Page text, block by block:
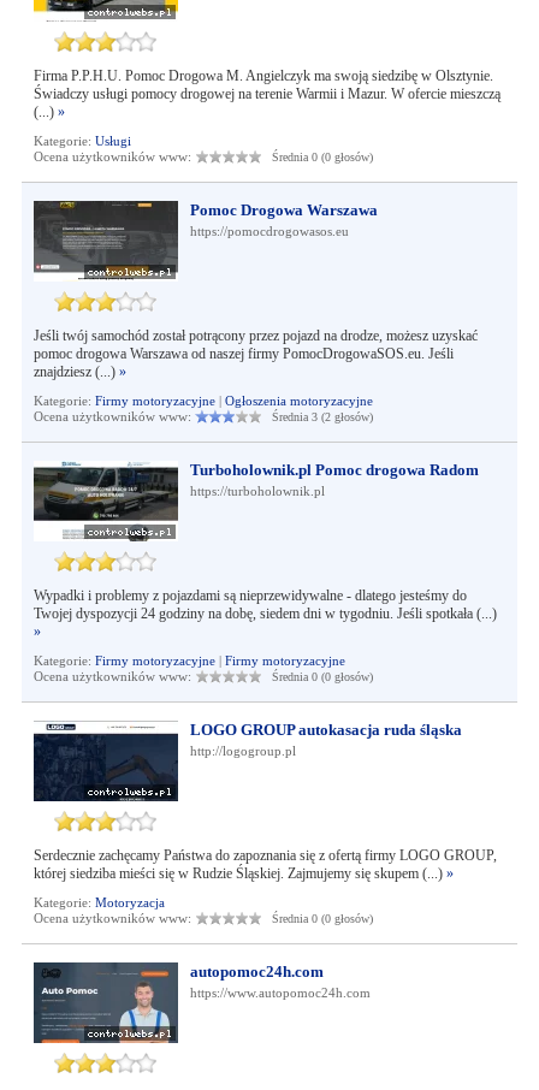
Firma P.P.H.U. Pomoc Drogowa M. Angielczyk ma swoją siedzibę w Olsztynie.
Świadczy usługi pomocy drogowej na terenie Warmii i Mazur. W ofercie mieszczą
(...) »
Kategorie: Usługi
Ocena użytkowników www:
Średnia 0 (0 głosów)
Pomoc Drogowa Warszawa
https://pomocdrogowasos.eu
Jeśli twój samochód został potrącony przez pojazd na drodze, możesz uzyskać
pomoc drogowa Warszawa od naszej firmy PomocDrogowaSOS.eu. Jeśli
znajdziesz (...) »
Kategorie: Firmy motoryzacyjne| Ogłoszenia motoryzacyjne
Ocena użytkowników www:
Średnia 3 (2 głosów)
Turboholownik.pl Pomoc drogowa Radom
https://turboholownik.pl
Wypadki i problemy z pojazdami są nieprzewidywalne - dlatego jesteśmy do
Twojej dyspozycji 24 godziny na dobę, siedem dni w tygodniu. Jeśli spotkała (...)
»
Kategorie: Firmy motoryzacyjne| Firmy motoryzacyjne
Ocena użytkowników www:
Średnia 0 (0 głosów)
LOGO GROUP autokasacja ruda śląska
http://logogroup.pl
Serdecznie zachęcamy Państwa do zapoznania się z ofertą firmy LOGO GROUP,
której siedziba mieści się w Rudzie Śląskiej. Zajmujemy się skupem (...) »
Kategorie: Motoryzacja
Ocena użytkowników www:
Średnia 0 (0 głosów)
autopomoc24h.com
https://www.autopomoc24h.com